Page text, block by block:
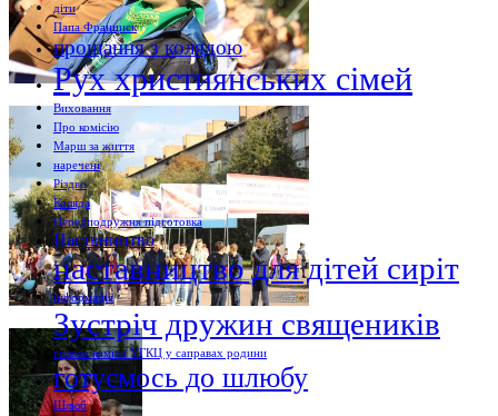
діти
Папа Франциск
прощання з колядою
Рух християнських сімей
Виховання
Про комісію
Марш за життя
наречені
Різдво
Коляда
Передподружня підготовка
Наствництво
наставництво для дітей сиріт
інформація
Зустріч дружин священиків
голова комісії УГКЦ у саправах родини
готуємось до шлюбу
Шлюб